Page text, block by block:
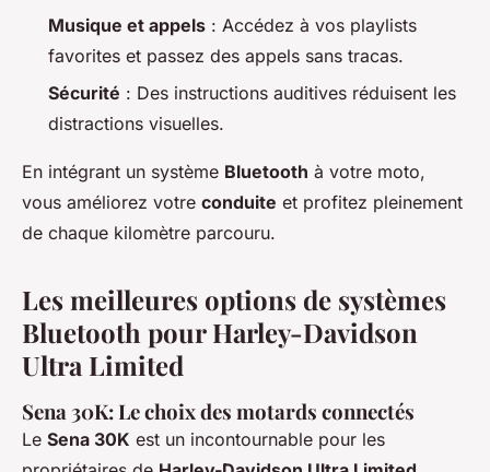
Musique et appels : Accédez à vos playlists
favorites et passez des appels sans tracas.
Sécurité : Des instructions auditives réduisent les
distractions visuelles.
En intégrant un système Bluetooth à votre moto,
vous améliorez votre conduite et profitez pleinement
de chaque kilomètre parcouru.
Les meilleures options de systèmes
Bluetooth pour Harley-Davidson
Ultra Limited
Sena 30K: Le choix des motards connectés
Le Sena 30K est un incontournable pour les